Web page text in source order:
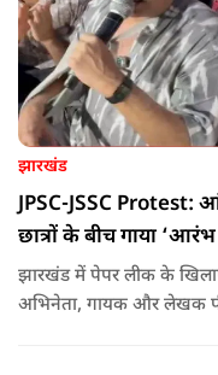
झारखंड
JPSC-JSSC Protest:
छात्रों के बीच गाया ‘आरंभ
झारखंड में पेपर लीक के
अभिनेता, गायक और लेखक